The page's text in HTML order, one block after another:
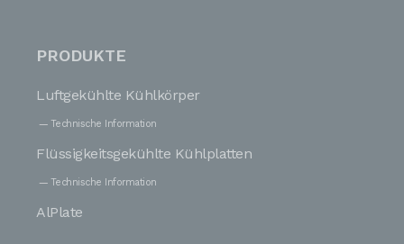
PRODUKTE
Luftgekühlte Kühlkörper
Technische Information
Flüssigkeitsgekühlte Kühlplatten
Technische Information
AlPlate